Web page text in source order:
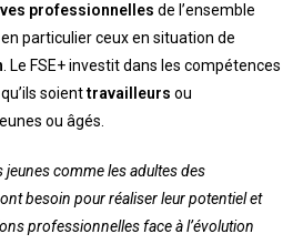
professionnelles de l’ensemble
particulier ceux en situation de
. Le FSE+ investit dans les compétences
soienttravailleurs ou
ou âgés.
comme les adultes des
besoin pour réaliser leur potentiel et
professionnelles face à l’évolution